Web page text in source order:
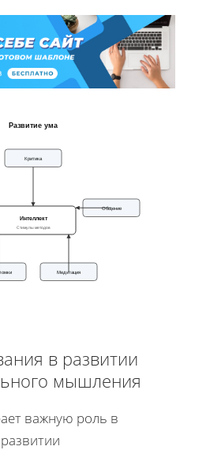
Развитие ума
Критика
Общение
Медитация
Интеллект
Стимулы методов
в развитии
мышления
важную роль в